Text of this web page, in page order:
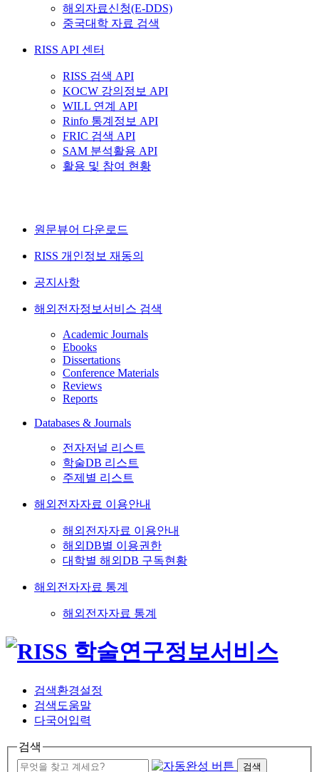
해외자료신청(E-DDS)
중국대학 자료 검색
RISS API 센터
RISS 검색 API
KOCW 강의정보 API
WILL 연계 API
Rinfo 통계정보 API
FRIC 검색 API
SAM 분석활용 API
활용 및 참여 현황
원문뷰어 다운로드
RISS 개인정보 재동의
공지사항
해외전자정보서비스 검색
Academic Journals
Ebooks
Dissertations
Conference Materials
Reviews
Reports
Databases & Journals
전자저널 리스트
학술DB 리스트
주제별 리스트
해외전자자료 이용안내
해외전자자료 이용안내
해외DB별 이용권한
대학별 해외DB 구독현황
해외전자자료 통계
해외전자자료 통계
검색환경설정
검색도움말
다국어입력
검색
검색